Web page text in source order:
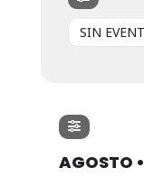
SIN
AGOSTO